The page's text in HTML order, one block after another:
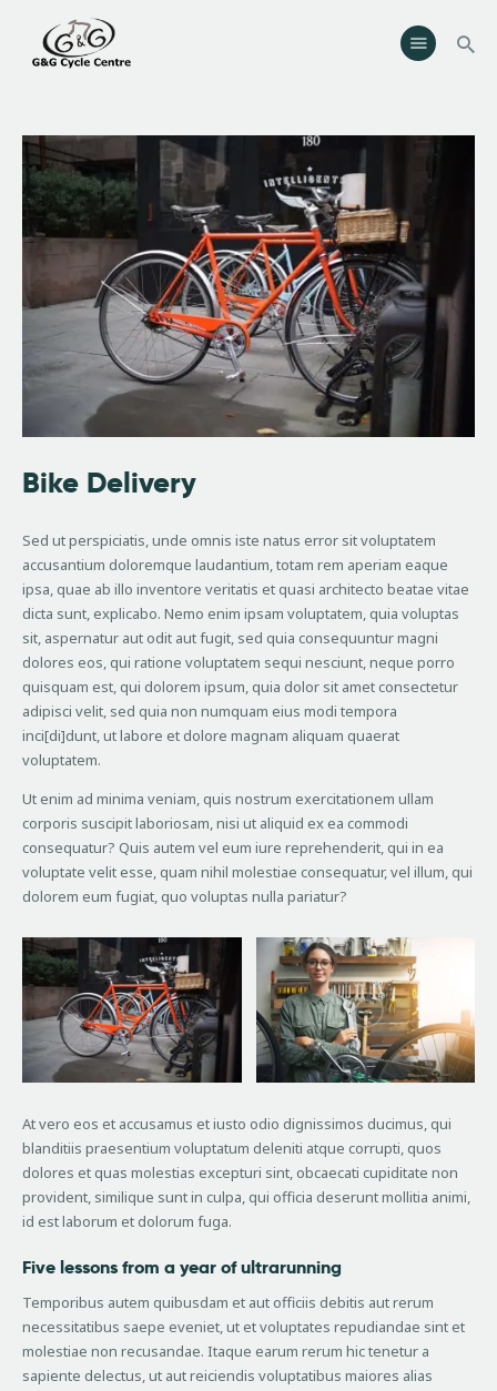
G & G Cycle Centre
Home
Shop
Workshop
About Us
Contacts
Search
facebookinstagramm
Bike Delivery
Sed ut perspiciatis, unde omnis iste natus error sit voluptatem
accusantium doloremque laudantium, totam rem aperiam eaque
ipsa, quae ab illo inventore veritatis et quasi architecto beatae vitae
dicta sunt, explicabo. Nemo enim ipsam voluptatem, quia voluptas
sit, aspernatur aut odit aut fugit, sed quia consequuntur magni
dolores eos, qui ratione voluptatem sequi nesciunt, neque porro
quisquam est, qui dolorem ipsum, quia dolor sit amet consectetur
adipisci velit, sed quia non numquam eius modi tempora
inci[di]dunt, ut labore et dolore magnam aliquam quaerat
voluptatem.
Ut enim ad minima veniam, quis nostrum exercitationem ullam
corporis suscipit laboriosam, nisi ut aliquid ex ea commodi
consequatur? Quis autem vel eum iure reprehenderit, qui in ea
voluptate velit esse, quam nihil molestiae consequatur, vel illum, qui
dolorem eum fugiat, quo voluptas nulla pariatur?
At vero eos et accusamus et iusto odio dignissimos ducimus, qui
blanditiis praesentium voluptatum deleniti atque corrupti, quos
dolores et quas molestias excepturi sint, obcaecati cupiditate non
provident, similique sunt in culpa, qui officia deserunt mollitia animi,
id est laborum et dolorum fuga.
Five lessons from a year of ultrarunning
Temporibus autem quibusdam et aut officiis debitis aut rerum
necessitatibus saepe eveniet, ut et voluptates repudiandae sint et
molestiae non recusandae. Itaque earum rerum hic tenetur a
sapiente delectus, ut aut reiciendis voluptatibus maiores alias